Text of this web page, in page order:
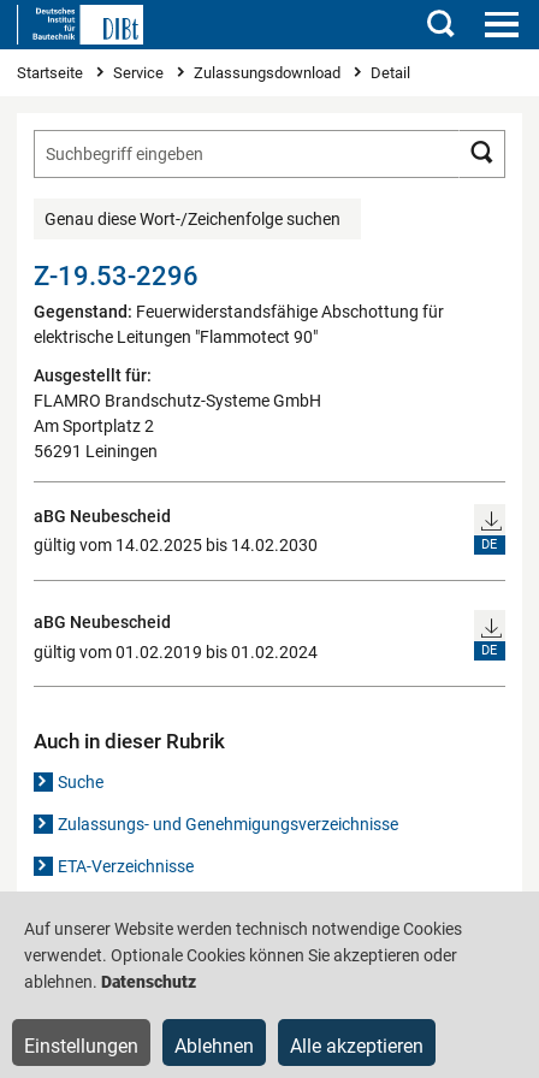
Suchen
Sie sind hier
Startseite Service Zulassungsdownload Detail
Genau diese Wort-/Zeichenfolge suchen
Z-19.53-2296
Gegenstand: Feuerwiderstandsfähige Abschottung für
elektrische Leitungen "Flammotect 90"
Ausgestellt für:
FLAMRO Brandschutz-Systeme GmbH
Am Sportplatz 2
56291 Leiningen
aBG Neubescheid
gültig vom 14.02.2025 bis 14.02.2030
DE
aBG Neubescheid
gültig vom 01.02.2019 bis 01.02.2024
DE
Auch in dieser Rubrik
Suche
Zulassungs- und Genehmigungsverzeichnisse
ETA-Verzeichnisse
Produktinformationsstelle für das Bauwesen
Barrierefreiheit Datenschutz Impressum Sitemap
Auf unserer Website werden technisch notwendige Cookies
verwendet. Optionale Cookies können Sie akzeptieren oder
ablehnen. Datenschutz
Einstellungen Ablehnen Alle akzeptieren